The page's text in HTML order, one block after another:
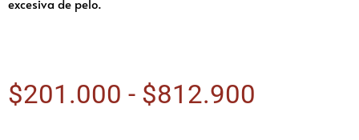
excesiva de pelo.
$201.000 - $812.900